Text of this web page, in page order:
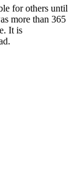
for others until
more than 365
It is